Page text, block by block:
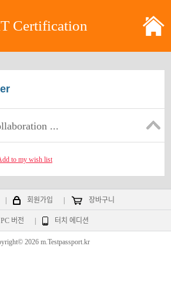
Certification
...
to my wish list
회원가입 장바구니
PC 버전 터치 에디션
2026 m.Testpassport.kr